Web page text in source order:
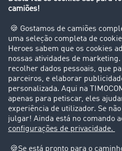
Clientes recomendam clientes
Casos de sucesso
Suporte
Suporte
Avisos legais